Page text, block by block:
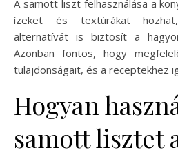
A samott liszt felhasználása a
ízeket és textúrákat
alternatívát is biztosít a
Azonban fontos, hogy
tulajdonságait, és a receptekhez
Hogyan
samott lisztet